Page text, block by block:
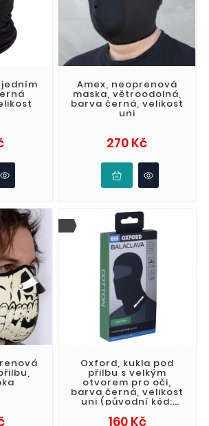
jedním
Cena
Amex, neoprenová
maska, větroodolná,
barva černá, velikost
uni
270 KčCena
Cena
Oxford, kukla pod
přilbu s velkým
otvorem pro oči,
barva černá, velikost
uni (původní kód:
160 KčCena